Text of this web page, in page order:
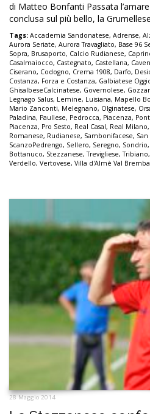
di Matteo Bonfanti Passata
conclusa sul più bello, la
Tags: Accademia Sandonatese, Adrense,
Aurora Seriate, Aurora Travagliato, Base 96
Sopra, Brusaporto, Calcio Rudianese,
Casalmaiocco, Castegnato, Castellana,
Ciserano, Codogno, Crema 1908, Darfo,
Costanza, Forza e Costanza, Galbiatese
GhisalbeseCalcinatese, Governolese,
Legnago Salus, Lemine, Luisiana, Mapello
Mario Zanconti, Melegnano, Olginatese,
Paladina, Paullese, Pedrocca, Piacenza,
Piacenza, Pro Sesto, Real Casal, Real Milano,
Romanese, Rudianese, Sambonifacese,
ScanzoPedrengo, Sellero, Seregno, Sondrio,
Bottanuco, Stezzanese,Trevigliese,Tribiano,
Verdello, Vertovese, Villa d'Almè Val
28 Maggio 2014